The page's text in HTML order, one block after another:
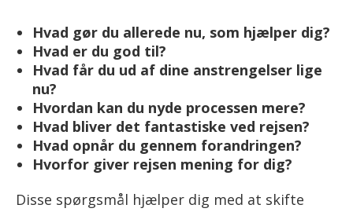
Hvad gør du allerede nu, som hjælper dig?
Hvad er du god til?
Hvad får du ud af dine anstrengelser lige
nu?
Hvordan kan du nyde processen mere?
Hvad bliver det fantastiske ved rejsen?
Hvad opnår du gennem forandringen?
Hvorfor giver rejsen mening for dig?
Disse spørgsmål hjælper dig med at skifte